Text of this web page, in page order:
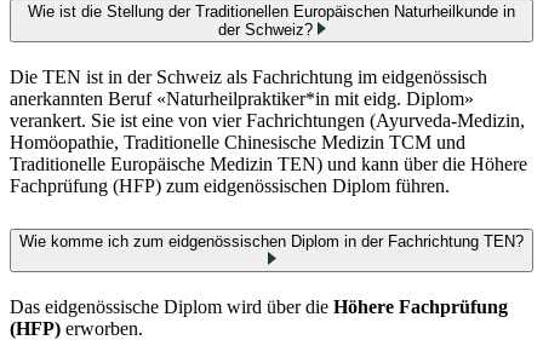
Wie ist die Stellung der Traditionellen Europäischen Naturheilkunde in
der Schweiz?
Die TEN ist in der Schweiz als Fachrichtung im eidgenössisch
anerkannten Beruf «Naturheilpraktiker*in mit eidg. Diplom»
verankert. Sie ist eine von vier Fachrichtungen (Ayurveda‑Medizin,
Homöopathie, Traditionelle Chinesische Medizin TCM und
Traditionelle Europäische Medizin TEN) und kann über die Höhere
Fachprüfung (HFP) zum eidgenössischen Diplom führen.
Wie komme ich zum eidgenössischen Diplom in der Fachrichtung TEN?
Das eidgenössische Diplom wird über die Höhere Fachprüfung
(HFP) erworben.